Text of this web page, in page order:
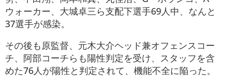
ウォーカー、大城卓三ら支配下選手69人中、なんと
37選手が感染。
その後も原監督、元木大介ヘッド兼オフェンスコー
チ、阿部コーチらも陽性判定を受け、スタッフを含
めた76人が陽性と判定されて、機能不全に陥った。